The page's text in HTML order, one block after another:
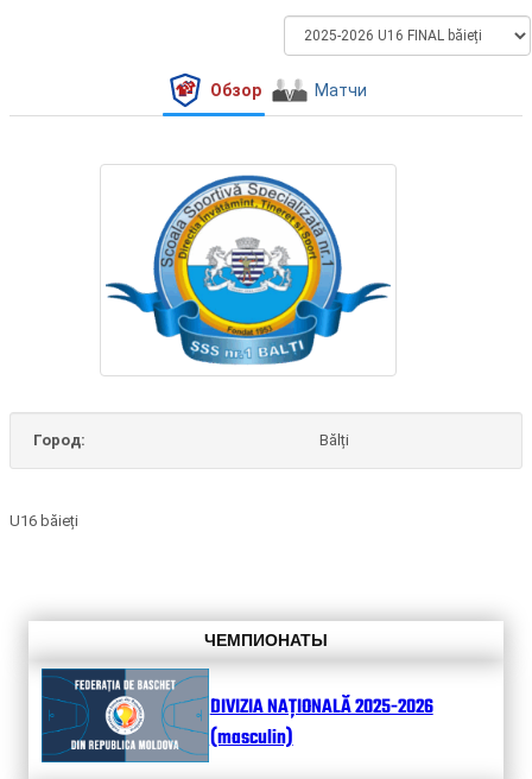
Обзор Матчи
Город: Bălți
U16 băieți
ЧЕМПИОНАТЫ
DIVIZIA NAȚIONALĂ 2025-2026
(masculin)